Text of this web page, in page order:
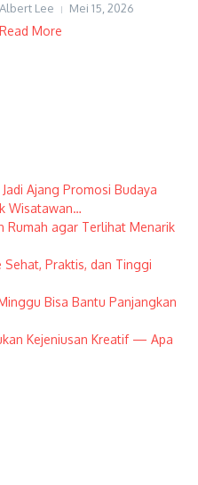
Albert Lee Mei 15, 2026
Read More
Ajang Promosi Budaya
Wisatawan…
Rumah agar Terlihat Menarik
Sehat, Praktis, dan Tinggi
Bisa Bantu Panjangkan
Kejeniusan Kreatif — Apa